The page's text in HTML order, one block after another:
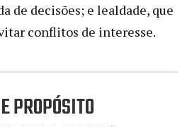
de decisões; e lealdade, que
conflitos de interesse.
PROPÓSITO